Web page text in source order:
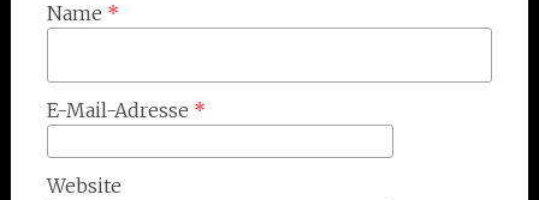
Name *
E-Mail-Adresse *
Website